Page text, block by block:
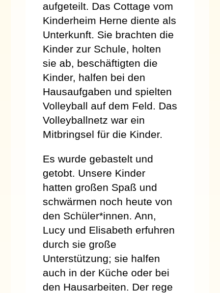
aufgeteilt. Das Cottage vom
Kinderheim Herne diente als
Unterkunft. Sie brachten die
Kinder zur Schule, holten
sie ab, beschäftigten die
Kinder, halfen bei den
Hausaufgaben und spielten
Volleyball auf dem Feld. Das
Volleyballnetz war ein
Mitbringsel für die Kinder.
Es wurde gebastelt und
getobt. Unsere Kinder
hatten großen Spaß und
schwärmen noch heute von
den Schüler*innen. Ann,
Lucy und Elisabeth erfuhren
durch sie große
Unterstützung; sie halfen
auch in der Küche oder bei
den Hausarbeiten. Der rege